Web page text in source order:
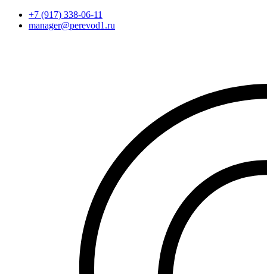
+7 (917) 338-06-11
manager@perevod1.ru